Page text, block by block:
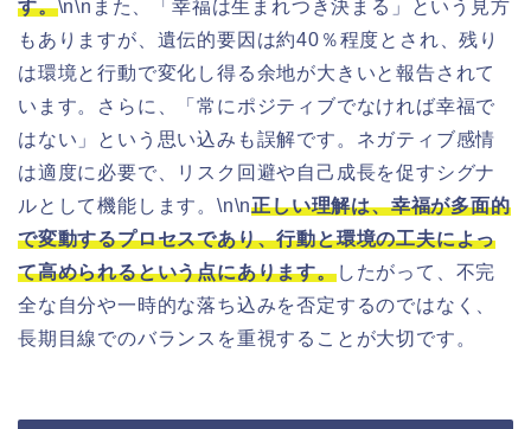
す。\n\nまた、「幸福は生まれつき決まる」という見方
もありますが、遺伝的要因は約40％程度とされ、残り
は環境と行動で変化し得る余地が大きいと報告されて
います。さらに、「常にポジティブでなければ幸福で
はない」という思い込みも誤解です。ネガティブ感情
は適度に必要で、リスク回避や自己成長を促すシグナ
ルとして機能します。\n\n正しい理解は、幸福が多面的
で変動するプロセスであり、行動と環境の工夫によっ
て高められるという点にあります。したがって、不完
全な自分や一時的な落ち込みを否定するのではなく、
長期目線でのバランスを重視することが大切です。